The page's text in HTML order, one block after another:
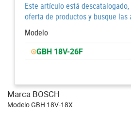
Este artículo está
oferta de productos y busque
Modelo
GBH 18V-26F
Marca BOSCH
Modelo GBH 18V-18X